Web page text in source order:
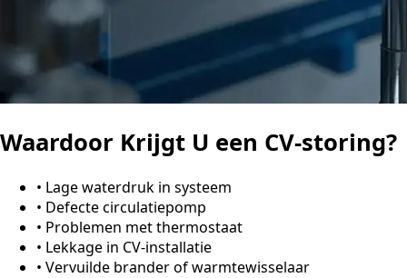
Waardoor Krijgt U een CV-storing?
• Lage waterdruk in systeem
• Defecte circulatiepomp
• Problemen met thermostaat
• Lekkage in CV-installatie
• Vervuilde brander of warmtewisselaar